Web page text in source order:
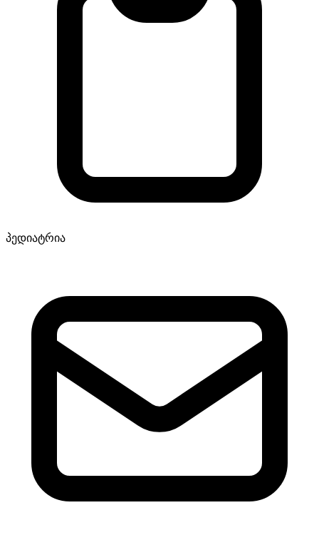
პედიატრია